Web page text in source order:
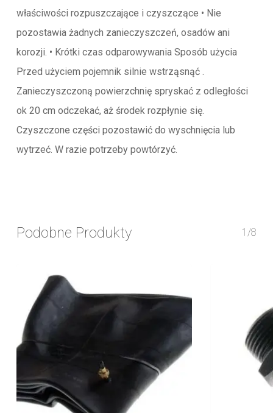
właściwości rozpuszczające i czyszczące • Nie
pozostawia żadnych zanieczyszczeń, osadów ani
korozji. • Krótki czas odparowywania Sposób użycia
Przed użyciem pojemnik silnie wstrząsnąć .
Zanieczyszczoną powierzchnię spryskać z odległości
ok 20 cm odczekać, aż środek rozpłynie się.
Czyszczone części pozostawić do wyschnięcia lub
wytrzeć. W razie potrzeby powtórzyć.
Podobne Produkty 1/8